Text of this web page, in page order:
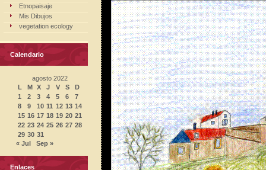
Etnopaisaje
Mis Dibujos
vegetation ecology
Calendario
agosto 2022
L
M X J V S
D
1
2 3 4 5 6
7
8
9 10 11 12 13 14
15 16 17 18 19 20 21
22 23 24 25 26 27 28
29 30 31
« Jul
Sep »
Enlaces